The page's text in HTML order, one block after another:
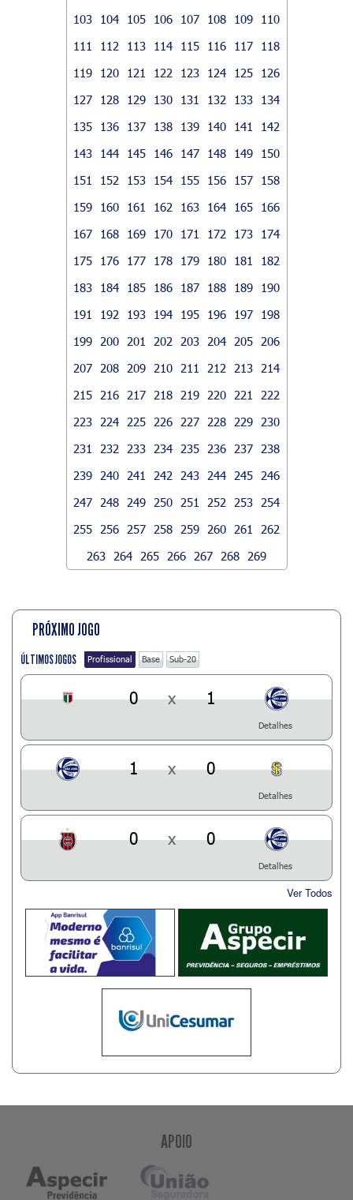
103
104 105 106 107 108 109
110
111
112 113 114 115 116 117
118
119
120 121 122 123 124 125
126
127
128 129 130 131 132 133
134
135
136 137 138 139 140 141
142
143
144 145 146 147 148 149
150
151
152 153 154 155 156 157
158
159
160 161 162 163 164 165
166
167
168 169 170 171 172 173
174
175
176 177 178 179 180 181
182
183
184 185 186 187 188 189
190
191
192 193 194 195 196 197
198
199
200 201 202 203 204 205
206
207
208 209 210 211 212 213
214
215
216 217 218 219 220 221
222
223
224 225 226 227 228 229
230
231
232 233 234 235 236 237
238
239
240 241 242 243 244 245
246
247
248 249 250 251 252 253
254
255
256 257 258 259 260 261
262
263
264 265 266 267 268 269
PRÓXIMO JOGO
ÚLTIMOS JOGOS Profissional Base Sub-20
0 x 1
Detalhes
1 x 0
Detalhes
0 x 0
Detalhes
Ver Todos
APOIO